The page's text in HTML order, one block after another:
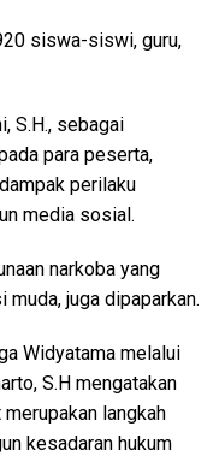
siswa-siswi, guru,
S.H., sebagai
para peserta,
perilaku
media sosial.
narkoba yang
juga dipaparkan.
Widyatama melalui
S.H mengatakan
langkah
kesadaran hukum